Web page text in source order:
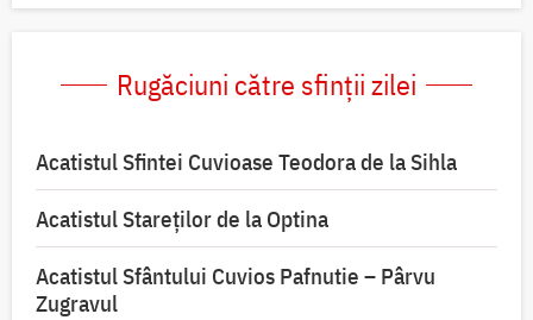
Rugăciuni către sfinții zilei
Acatistul Sfintei Cuvioase Teodora de la Sihla
Acatistul Stareţilor de la Optina
Acatistul Sfântului Cuvios Pafnutie – Pârvu
Zugravul